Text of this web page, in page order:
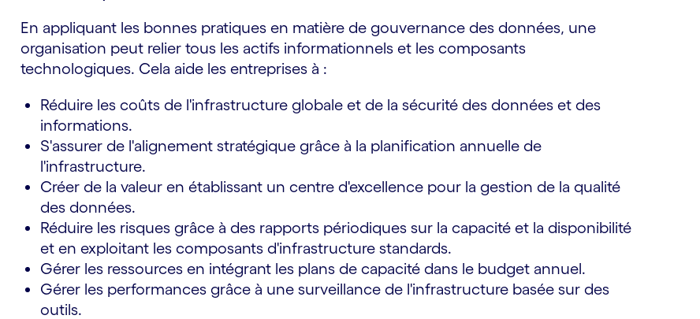
En appliquant les bonnes pratiques en matière de gouvernance des données, une
organisation peut relier tous les actifs informationnels et les composants
technologiques. Cela aide les entreprises à :
Réduire les coûts de l'infrastructure globale et de la sécurité des données et des
informations.
S'assurer de l'alignement stratégique grâce à la planification annuelle de
l'infrastructure.
Créer de la valeur en établissant un centre d'excellence pour la gestion de la qualité
des données.
Réduire les risques grâce à des rapports périodiques sur la capacité et la disponibilité
et en exploitant les composants d'infrastructure standards.
Gérer les ressources en intégrant les plans de capacité dans le budget annuel.
Gérer les performances grâce à une surveillance de l'infrastructure basée sur des
outils.